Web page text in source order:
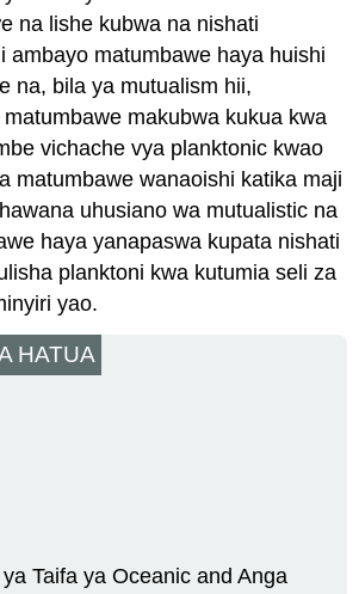
na lishe kubwa na nishati
ambayo matumbawe haya huishi
na, bila ya mutualism hii,
makubwa kukua kwa
vichache vya planktonic kwao
matumbawe wanaoishi katika maji
uhusiano wa mutualistic na
haya yanapaswa kupata nishati
planktoni kwa kutumia seli za
yao.
HATUA
ya Taifa ya Oceanic and Anga